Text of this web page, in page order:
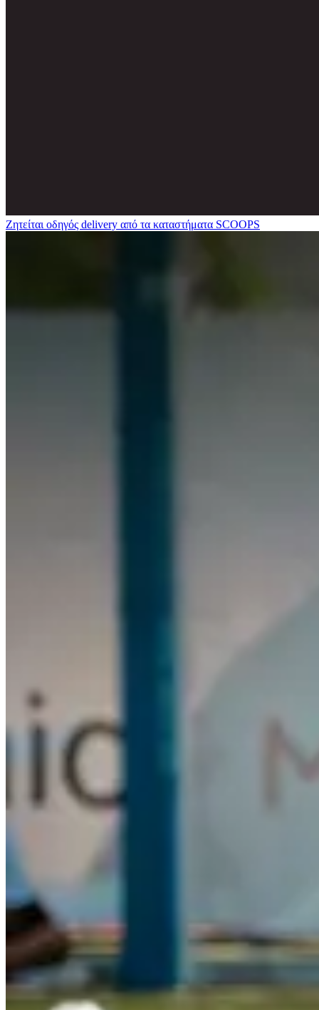
Ζητείται οδηγός delivery από τα καταστήματα SCOOPS